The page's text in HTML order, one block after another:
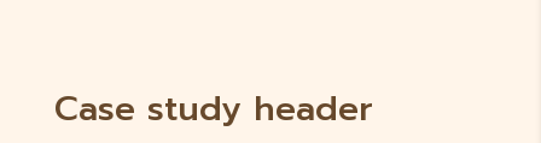
Case study header